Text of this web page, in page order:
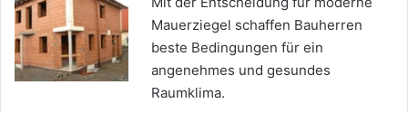
Mauerziegel schaffen Bauherren
beste Bedingungen für ein
angenehmes und gesundes
Raumklima.